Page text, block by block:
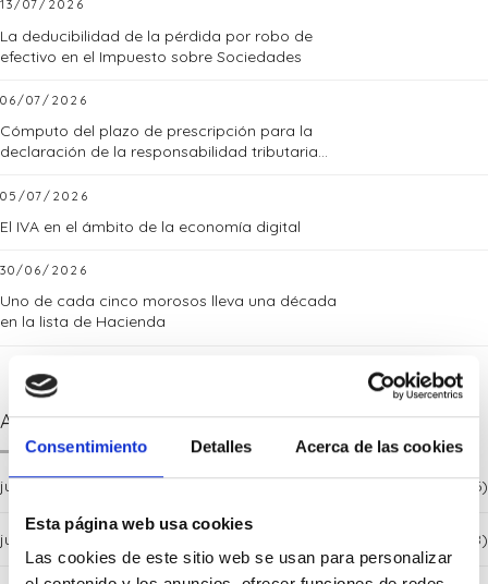
Consentimiento Detalles Acerca de las cookies
Esta página web usa cookies
Las cookies de este sitio web se usan para personalizar
13/07/2026
La deducibilidad de la pérdida por robo de
efectivo en el Impuesto sobre Sociedades
06/07/2026
Cómputo del plazo de prescripción para la
declaración de la responsabilidad tributaria
05/07/2026
El IVA en el ámbito de la economía digital
30/06/2026
Uno de cada cinco morosos lleva una década
en la lista de Hacienda
Archives
julio 2026 (6)
junio 2026 (8)